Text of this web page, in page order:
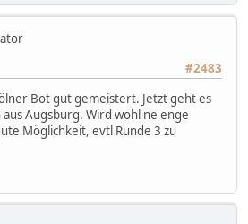
#2483
Bot gut gemeistert. Jetzt geht es
Augsburg. Wird wohl ne enge
Möglichkeit, evtl Runde 3 zu